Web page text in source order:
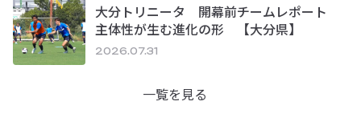
大分トリニータ 開幕前チームレポート
主体性が生む進化の形 【大分県】
2026.07.31
一覧を見る